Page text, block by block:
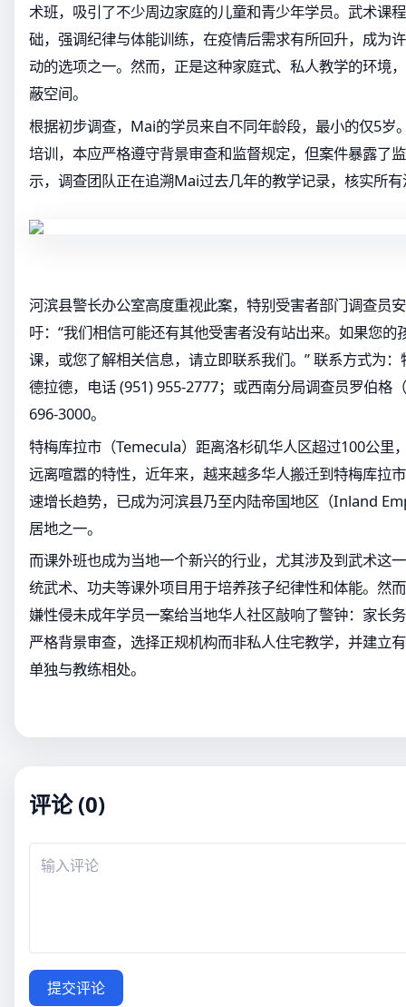
术班，吸引了不少周边家庭的儿童和青少年学员。武术课
础，强调纪律与体能训练，在疫情后需求有所回升，成为
动的选项之一。然而，正是这种家庭式、私人教学的环境
蔽空间。
根据初步调查，Mai的学员来自不同年龄段，最小的仅5岁
培训，本应严格遵守背景审查和监督规定，但案件暴露了
示，调查团队正在追溯Mai过去几年的教学记录，核实所
河滨县警长办公室高度重视此案，特别受害者部门调查员
吁：“我们相信可能还有其他受害者没有站出来。如果您
课，或您了解相关信息，请立即联系我们。” 联系方式为
德拉德，电话 (951) 955-2777；或西南分局调查员罗伯格
696-3000。
特梅库拉市（Temecula）距离洛杉矶华人区超过100公里
远离喧嚣的特性，近年来，越来越多华人搬迁到特梅库拉
速增长趋势，已成为河滨县乃至内陆帝国地区（Inland
居地之一。
而课外班也成为当地一个新兴的行业，尤其涉及到武术这
统武术、功夫等课外项目用于培养孩子纪律性和体能。然
嫌性侵未成年学员一案给当地华人社区敲响了警钟：家长
严格背景审查，选择正规机构而非私人住宅教学，并建立
单独与教练相处。
评论 (0)
提交评论